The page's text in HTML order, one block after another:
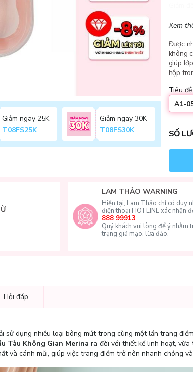
Giảm ngay 25K
T08FS25K
Giảm ngay 30K
T08FS30K
Xem
Được
không
giúp
hộp
Tiêu đề
A1-
SỐ
LAM THẢO WARNING
Hiện tại, Lam Thảo chỉ có duy
điện thoại HOTLINE xác nhận
888 99913
Quý khách vui lòng để ý nhằm
trạng giả mạo, lừa đảo.
Hỏi đáp
sử dụng nhiều loại bông mút trong cùng một lần trang
Tàu Không Gian Merina ra đời với thiết kế linh hoạt,
và cánh mũi, giúp việc trang điểm trở nên nhanh chóng